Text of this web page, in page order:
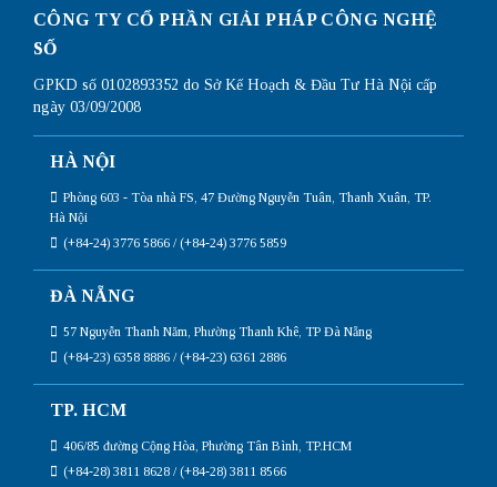
CÔNG TY CỔ PHẦN GIẢI PHÁP CÔNG NGHỆ
SỐ
GPKD số 0102893352 do Sở Kế Hoạch & Đầu Tư Hà Nội cấp
ngày 03/09/2008
HÀ NỘI
Phòng 603 - Tòa nhà FS, 47 Đường Nguyễn Tuân, Thanh Xuân, TP.
Hà Nội
(+84-24) 3776 5866 / (+84-24) 3776 5859
ĐÀ NẴNG
57 Nguyễn Thanh Năm, Phường Thanh Khê, TP Đà Nẵng
(+84-23) 6358 8886 / (+84-23) 6361 2886
TP. HCM
406/85 đường Cộng Hòa, Phường Tân Bình, TP.HCM
(+84-28) 3811 8628 / (+84-28) 3811 8566